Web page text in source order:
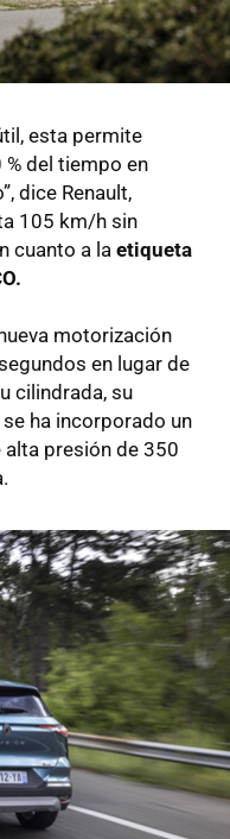
esta permite
% del tiempo en
dice Renault,
105 km/h sin
cuanto a la etiqueta
motorización
en lugar de
cilindrada, su
ha incorporado un
presión de 350